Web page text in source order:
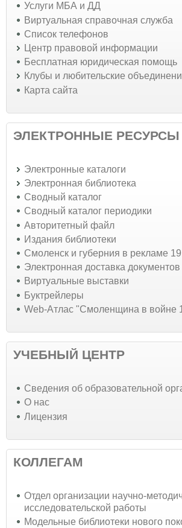
Услуги МБА и ДД
Виртуальная справочная служба
Список телефонов
Центр правовой информации
Бесплатная юридическая помощь
Клубы и любительские
Карта сайта
ЭЛЕКТРОННЫЕ РЕСУРСЫ
Электронные каталоги
Электронная библиотека
Сводный каталог
Сводный каталог периодики
Авторитетный файл
Издания библиотеки
Смоленск и губерния в рекламе
Электронная доставка документов
Виртуальные выставки
Буктрейлеры
Web-Атлас "Смоленщина в войне
УЧЕБНЫЙ ЦЕНТР
Cведения об образовательной
О нас
Лицензия
КОЛЛЕГАМ
Отдел организации научно-
исследовательской работы
Модельные библиотеки нового